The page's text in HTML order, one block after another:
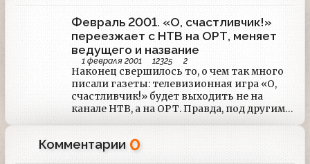
Февраль 2001. «О, счастливчик!»
переезжает с НТВ на ОРТ, меняет
ведущего и название
1 февраля 2001 12325 2
Наконец свершилось то, о чем так много
писали газеты: телевизионная игра «О,
счастливчик!» будет выходить не на
канале НТВ, а на ОРТ. Правда, под другим
названием — «Кто хочет стать
руководство первого канала держит в
Комментарии 0